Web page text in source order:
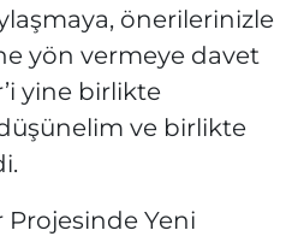
önerilerinizle
yön vermeye davet
yine birlikte
ve birlikte